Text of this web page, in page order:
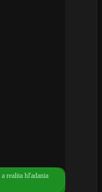
realita hľadania